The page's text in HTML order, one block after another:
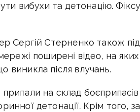
вибухи та детонацію.
Сергій Стерненко також
поширені відео, на
після влучань.
на склад боєприпасів
детонації. Крім того,